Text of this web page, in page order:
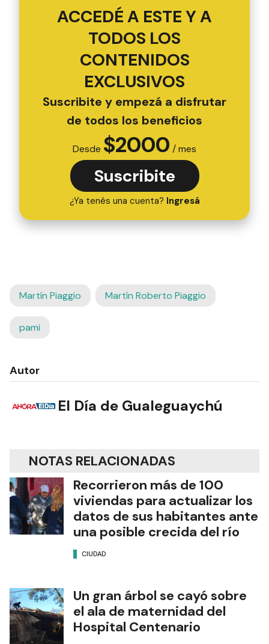
ACCEDÉ A ESTE Y A
TODOS LOS
CONTENIDOS
EXCLUSIVOS
Suscribite y empezá a disfrutar
de todos los beneficios
Desde $2000 / mes
Suscribite
¿Ya tenés una cuenta? Ingresá
Martín Piaggio Martín Roberto Piaggio
pami
Autor
El Día de Gualeguaychú
NOTAS RELACIONADAS
Recorrieron más de 100
viviendas para actualizar los
datos de sus habitantes ante
una posible crecida del río
CIUDAD
Un gran árbol se cayó sobre
el ala de maternidad del
Hospital Centenario